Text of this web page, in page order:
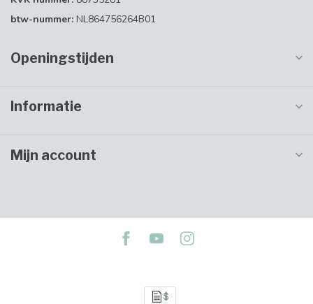
btw-nummer: NL864756264B01
Openingstijden
Informatie
Mijn account